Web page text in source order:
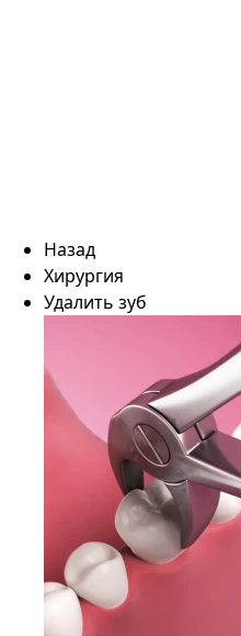
Назад
Хирургия
Удалить зуб